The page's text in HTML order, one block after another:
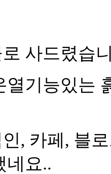
사드렸습
열기능있는
, 카페, 블
네요..